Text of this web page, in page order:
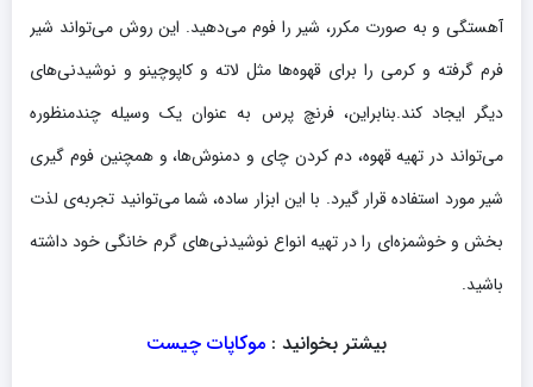
آهستگی و به صورت مکرر، شیر را فوم می‌دهید. این روش می‌تواند شیر
فرم گرفته و کرمی را برای قهوه‌ها مثل لاته و کاپوچینو و نوشیدنی‌های
دیگر ایجاد کند.بنابراین، فرنچ پرس به عنوان یک وسیله چندمنظوره
می‌تواند در تهیه قهوه، دم کردن چای و دمنوش‌ها، و همچنین فوم گیری
شیر مورد استفاده قرار گیرد. با این ابزار ساده، شما می‌توانید تجربه‌ی لذت
بخش و خوشمزه‌ای را در تهیه انواع نوشیدنی‌های گرم خانگی خود داشته
باشید.
بیشتر بخوانید : موکاپات چیست